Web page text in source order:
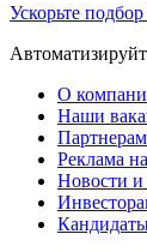
Ускорьте
О
Наши
Партнерам
Реклама
Новости и